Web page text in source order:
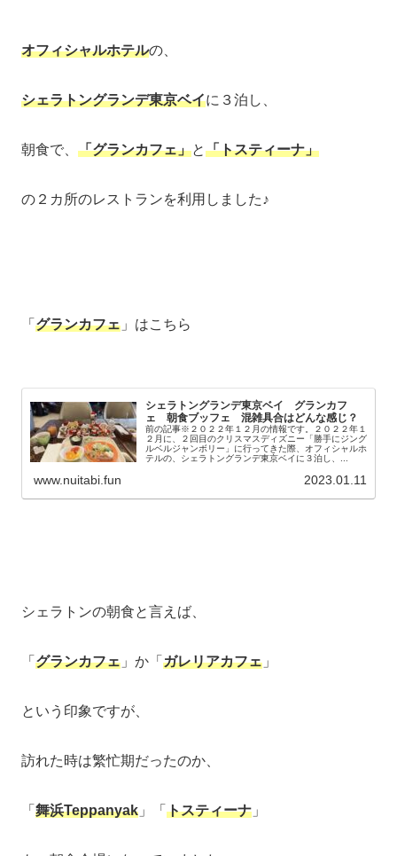
オフィシャルホテルの、
シェラトングランデ東京ベイに３泊し、
朝食で、 「グランカフェ」と「トスティーナ」
の２カ所のレストランを利用しました♪
「 グランカフェ 」はこちら
シェラトングランデ東京ベイ グランカフ
ェ 朝食ブッフェ 混雑具合はどんな感じ？
前の記事※２０２２年１２月の情報です。２０２２年１
２月に、２回目のクリスマスディズニー「勝手にジング
ルベルジャンボリー」に行ってきた際、オフィシャルホ
テルの、シェラトングランデ東京ベイに３泊し、...
www.nuitabi.fun 2023.01.11
シェラトンの朝食と言えば、
「 グランカフェ 」か「 ガレリアカフェ 」
という印象ですが、
訪れた時は繁忙期だったのか、
「 舞浜Teppanyak 」「 トスティーナ 」